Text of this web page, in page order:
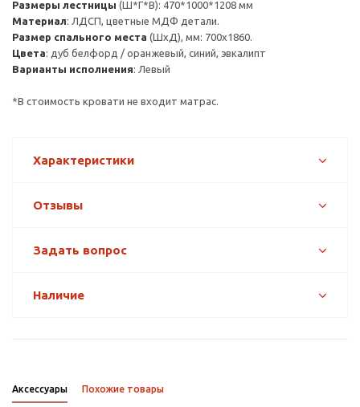
Размеры лестницы (Ш*Г*В): 470*1000*1208 мм
Материал: ЛДСП, цветные МДФ детали.
Размер спального места (ШхД), мм: 700х1860.
Цвета: дуб белфорд / оранжевый, синий, эвкалипт
Варианты исполнения: Левый
*В стоимость кровати не входит матрас.
Характеристики
Отзывы
Задать вопрос
Наличие
Аксессуары Похожие товары